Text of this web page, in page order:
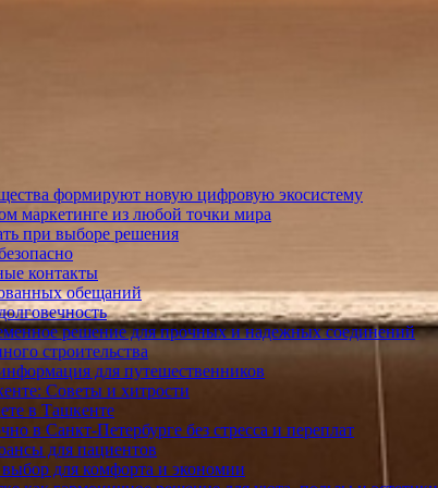
формируют новую цифровую экосистему
маркетинге из любой точки мира
при выборе решения
контакты
обещаний
решение для прочных и надежных соединений
строительства
для путешественников
Советы и хитрости
в Ташкенте
в Санкт-Петербурге без стресса и переплат
для пациентов
для комфорта и экономии